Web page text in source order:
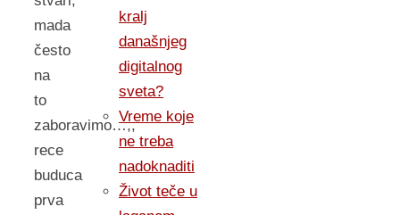
mada
često
na
to
zaboravimo…,,
rece
buduca
prva
kralj
današnjeg
digitalnog
sveta?
Vreme koje
ne treba
nadoknaditi
Život teče u